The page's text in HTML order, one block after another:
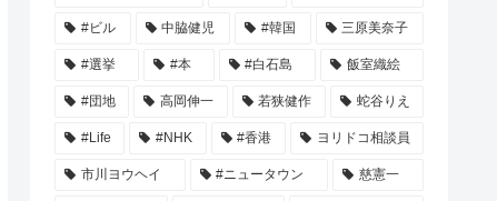
#ビル 中脇健児 #韓国 三原美奈子
#選挙 #本 #白石島 飯室織絵
#団地 高岡伸一 若狭健作 蛇谷りえ
#Life #NHK #香港 ヨリドコ相談員
市川ヨウヘイ #ニュータウン 慈憲一